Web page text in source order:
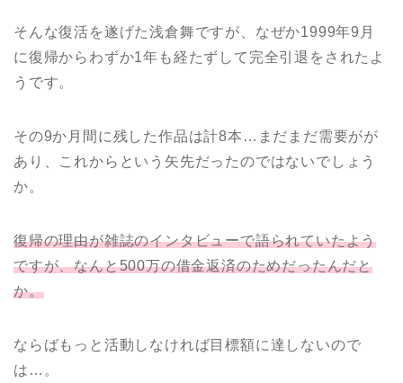
そんな復活を遂げた浅倉舞ですが、なぜか1999年9月
に復帰からわずか1年も経たずして完全引退をされたよ
うです。
その9か月間に残した作品は計8本…まだまだ需要がが
あり、これからという矢先だったのではないでしょう
か。
復帰の理由が雑誌のインタビューで語られていたよう
ですが、なんと500万の借金返済のためだったんだと
か。
ならばもっと活動しなければ目標額に達しないので
は…。